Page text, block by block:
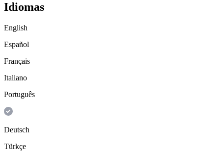
Idiomas
English
Español
Français
Italiano
Português
Deutsch
Türkçe